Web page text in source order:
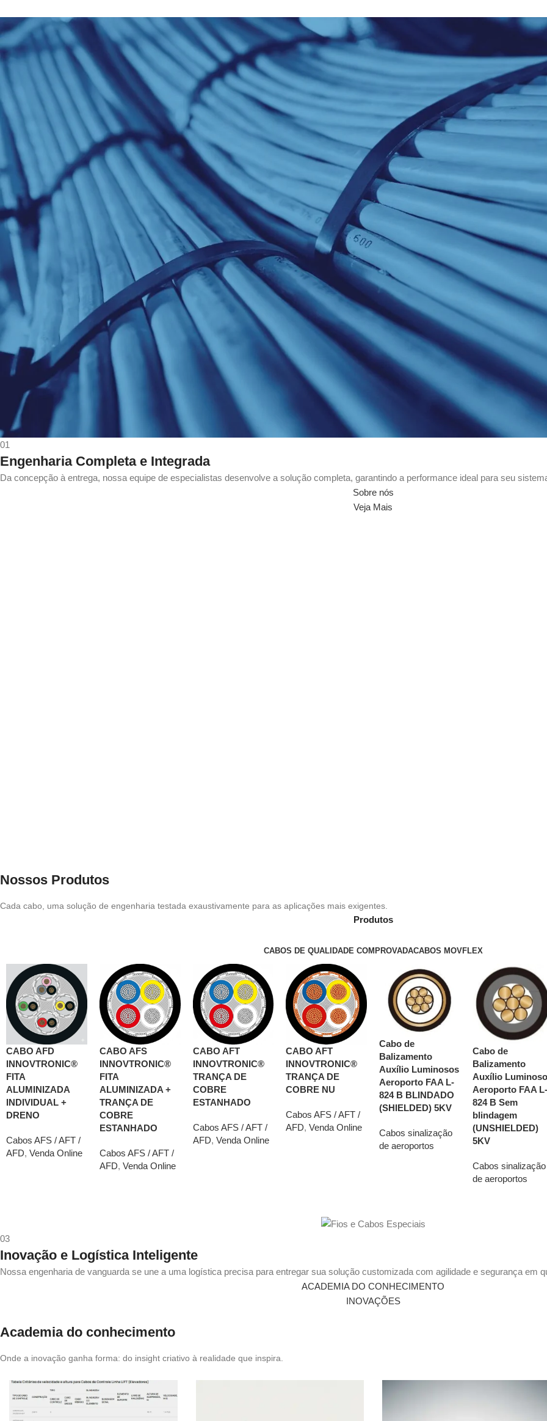
01
EngenhariaCompleta e Integrada
Da concepção à entrega, nossa equipe de especialistas desenvolve a solução completa, garantindo a performance ideal para seu
Sobre nós
Veja Mais
Nossos Produtos
Cada cabo, uma solução de engenharia testada exaustivamente para as aplicações mais exigentes.
Produtos
CABOS DE QUALIDADE COMPROVADACABOS MOVFLEX
CABO AFD
INNOVTRONIC®
FITA
ALUMINIZADA
INDIVIDUAL +
DRENO
Cabos AFS / AFT /
AFD, Venda Online
CABO AFS
INNOVTRONIC®
FITA
ALUMINIZADA +
TRANÇA DE
COBRE
ESTANHADO
Cabos AFS / AFT /
AFD, Venda Online
CABO AFT
INNOVTRONIC®
TRANÇA DE
COBRE
ESTANHADO
Cabos AFS / AFT /
AFD, Venda Online
CABO AFT
INNOVTRONIC®
TRANÇA DE
COBRE NU
Cabos AFS / AFT /
AFD, Venda Online
Cabo de
Balizamento
Auxílio Luminosos
Aeroporto FAA L-
824 B BLINDADO
(SHIELDED) 5KV
Cabos sinalização
de aeroportos
Cabo de
Balizamento
Auxílio
Aeroporto FAA L-
824 B Sem
blindagem
(UNSHIELDED)
5KV
Cabos sinalização
de aeroportos
03
Inovação e Logística Inteligente
Nossa engenharia de vanguarda se une a uma logística precisa para entregar sua solução customizada com agilidade e segurança em
ACADEMIA DO CONHECIMENTO
INOVAÇÕES
Academiado conhecimento
Onde a inovação ganha forma: do insight criativo à realidade que inspira.